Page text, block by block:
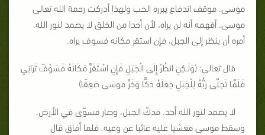
موسى. موقف اندفاع يبرره الحب ولهذا أدركت رحمة الله تعالى
موسى. أفهمه أنه لن يراه، لأن أحدا من الخلق لا يصمد لنور الله.
أمره أن ينظر إلى الجبل، فإن استقر مكانه فسوف يراه.
قال تعالى: (وَلَـكِنِ انظُرْ إِلَى الْجَبَلِ فَإِنِ اسْتَقَرَّ مَكَانَهُ فَسَوْفَ تَرَانِي
فَلَمَّا تَجَلَّى رَبُّهُ لِلْجَبَلِ جَعَلَهُ دَكًّا وَخَرَّ موسَى صَعِقًا)
لا يصمد لنور الله أحد. فدكّ الجبل، وصار مسوّى في الأرض.
وسقط موسى مغشيا عليه غائبا عن وعيه. فلما أفاق قال